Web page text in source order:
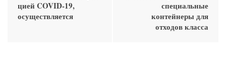
цией COVID-19,
осуществляется
специальные
контейнеры для
отходов класса